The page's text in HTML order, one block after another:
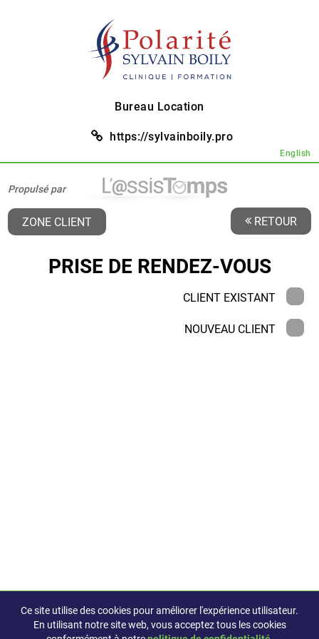
Bureau Location
https://sylvainboily.pro
English
Propulsé par
RETOUR
ZONE CLIENT
PRISE DE RENDEZ-VOUS
CLIENT EXISTANT
NOUVEAU CLIENT
Ce site utilise des cookies pour améliorer l'expérience utilisateur.
En utilisant notre site web, vous acceptez tous les cookies